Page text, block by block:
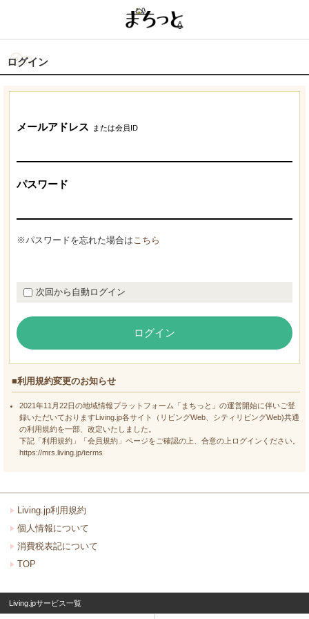
ログイン
メールアドレス または会員ID
パスワード
※パスワードを忘れた場合はこちら
次回から自動ログイン
ログイン
■利用規約変更のお知らせ
2021年11月22日の地域情報プラットフォーム「まちっと」の運営開始に伴いご登
録いただいておりますLiving.jp各サイト（リビングWeb、シティリビングWeb)共通
の利用規約を一部、改定いたしました。
下記「利用規約」「会員規約」ページをご確認の上、合意の上ログインください。
https://mrs.living.jp/terms
Living.jp利用規約
個人情報について
消費税表記について
TOP
Living.jpサービス一覧